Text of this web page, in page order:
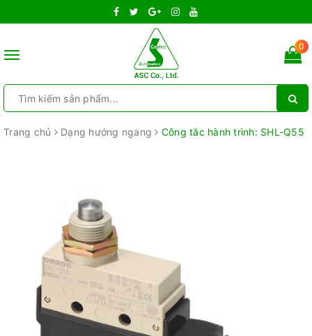
Toggle
0
Trang chủ Dạng hướng ngang Công tắc hành trình: SHL-Q55